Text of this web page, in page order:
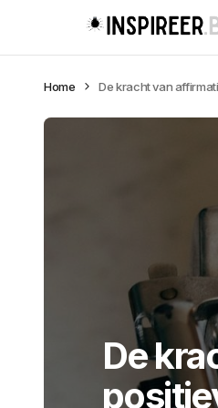
Home De kracht van
De